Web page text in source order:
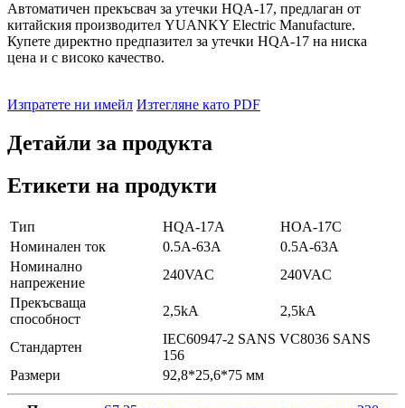
Автоматичен прекъсвач за утечки HQA-17, предлаган от
китайския производител YUANKY Electric Manufacture.
Купете директно предпазител за утечки HQA-17 ​​на ниска
цена и с високо качество.
Изпратете ни имейл Изтегляне като PDF
Детайли за продукта
Етикети на продукти
Тип HQA-17A
HOA-17C
Номинален ток
0.5A-63A
0.5A-63A
Номинално
напрежение
240VAC
240VAC
Прекъсваща
способност
2,5kA 2,5kA
Стандартен
IEC60947-2 SANS VC8036 SANS
156
Размери
92,8*25,6*75 мм